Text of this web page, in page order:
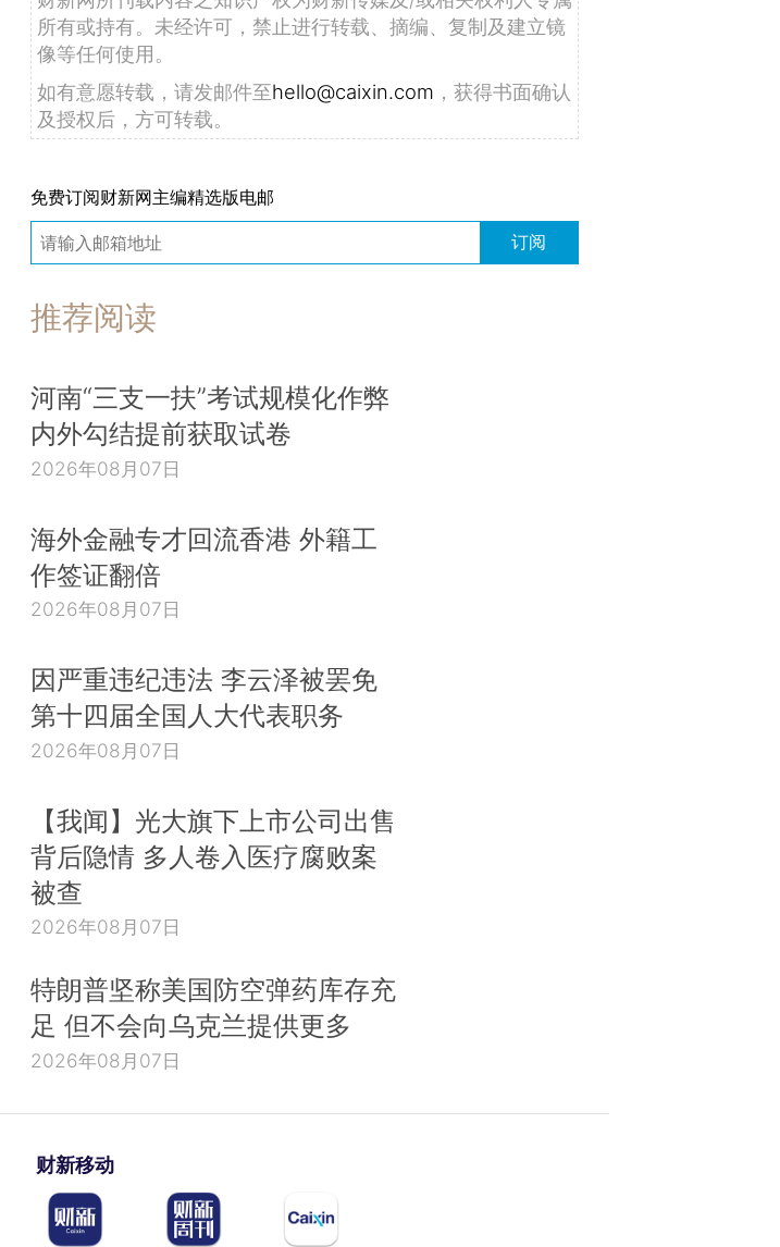
所有或持有。未经许可，禁止进行转载、摘编、复制及建立镜
像等任何使用。
如有意愿转载，请发邮件至hello@caixin.com ，获得书面确认
及授权后，方可转载。
免费订阅财新网主编精选版电邮
订阅
推荐阅读
河南“三支一扶”考试规模化作弊
内外勾结提前获取试卷
2026年08月07日
海外金融专才回流香港 外籍工
作签证翻倍
2026年08月07日
因严重违纪违法 李云泽被罢免
第十四届全国人大代表职务
2026年08月07日
【我闻】光大旗下上市公司出售
背后隐情 多人卷入医疗腐败案
被查
2026年08月07日
特朗普坚称美国防空弹药库存充
足 但不会向乌克兰提供更多
2026年08月07日
财新移动